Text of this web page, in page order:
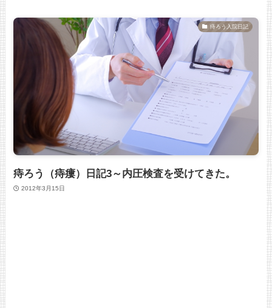
痔ろう入院日記
痔ろう（痔瘻）日記3～内圧検査を受けてきた。
2012年3月15日